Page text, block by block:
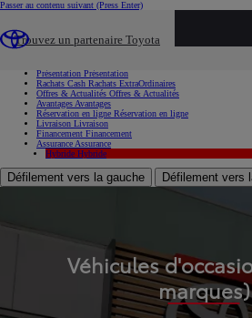
Passer au contenu suivant (Press Enter)
Trouvez un partenaire Toyota
Présentation Présentation
Rachats Cash Rachats ExtraOrdinaires
Offres & Actualités Offres & Actualités
Avantages Avantages
Réservation en ligne Réservation en ligne
Livraison Livraison
Financement Financement
Assurance Assurance
Hybride Hybride
Défilement vers la gauche Défilement vers
Véhicules
marques)